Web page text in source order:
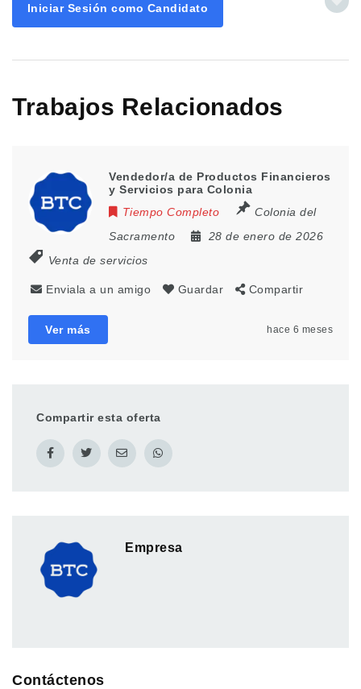
Iniciar Sesión como Candidato
Trabajos Relacionados
Vendedor/a de Productos Financieros
y Servicios para Colonia
Tiempo Completo
Colonia del
Sacramento
28 de enero de 2026
Venta de servicios
Enviala a un amigo Guardar Compartir
Ver más hace 6 meses
Compartir esta oferta
Empresa
Contáctenos